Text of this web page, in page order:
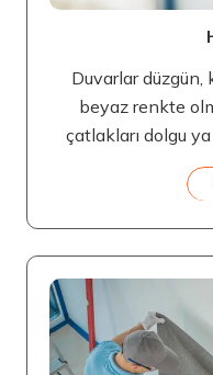
Duvarlar düzgün,
beyaz renkte
çatlakları dolgu